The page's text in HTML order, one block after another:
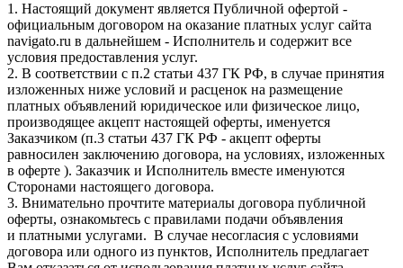
1. Настоящий документ является Публичной офертой -
официальным договором на оказание платных услуг сайта
navigato.ru в дальнейшем - Исполнитель и содержит все
условия предоставления услуг.
2. В соответствии с п.2 статьи 437 ГК РФ, в случае принятия
изложенных ниже условий и расценок на размещение
платных объявлений юридическое или физическое лицо,
производящее акцепт настоящей оферты, именуется
Заказчиком (п.3 статьи 437 ГК РФ - акцепт оферты
равносилен заключению договора, на условиях, изложенных
в оферте ). Заказчик и Исполнитель вместе именуются
Сторонами настоящего договора.
3. Внимательно прочтите материалы договора публичной
оферты, ознакомьтесь с правилами подачи объявления
и платными услугами. В случае несогласия с условиями
договора или одного из пунктов, Исполнитель предлагает